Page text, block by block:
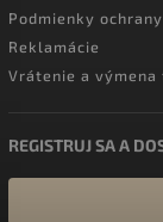
Podmienky
Reklamácie
Vrátenie a výmena
REGISTRUJ SA A